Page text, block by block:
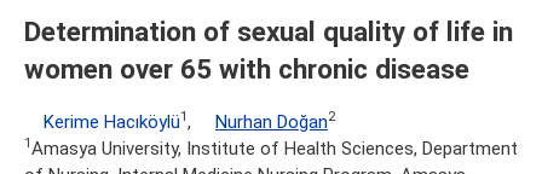
Determination of sexual quality of life in
women over 65 with chronic disease
Kerime Hacıköylü1 , Nurhan Doğan2
1 Amasya University, Institute of Health Sciences, Department